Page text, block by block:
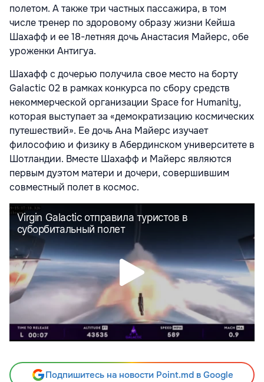
полетом. А также три частных пассажира, в том
числе тренер по здоровому образу жизни Кейша
Шахафф и ее 18-летняя дочь Анастасия Майерс, обе
уроженки Антигуа.
Шахафф с дочерью получила свое место на борту
Galactic 02 в рамках конкурса по сбору средств
некоммерческой организации Space for Humanity,
которая выступает за «демократизацию космических
путешествий». Ее дочь Ана Майерс изучает
философию и физику в Абердинском университете в
Шотландии. Вместе Шахафф и Майерс являются
первым дуэтом матери и дочери, совершившим
совместный полет в космос.
Подпишитесь на новости Point.md в Google